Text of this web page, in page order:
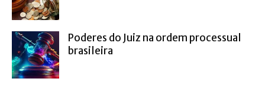
Poderes do Juiz na ordem processual
brasileira